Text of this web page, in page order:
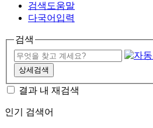
검색도움말
다국어입력
검색
상세검색
결과 내 재검색
인기 검색어